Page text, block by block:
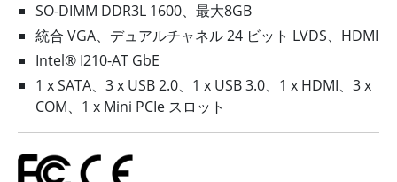
SO-DIMM DDR3L 1600、最大8GB
統合 VGA、デュアルチャネル 24 ビット LVDS、HDMI
Intel® I210-AT GbE
1 x SATA、3 x USB 2.0、1 x USB 3.0、1 x HDMI、3 x
COM、1 x Mini PCIe スロット